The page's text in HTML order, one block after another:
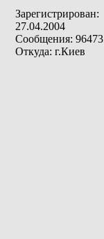
Зарегистрирован:
27.04.2004
Сообщения: 96473
Откуда: г.Киев